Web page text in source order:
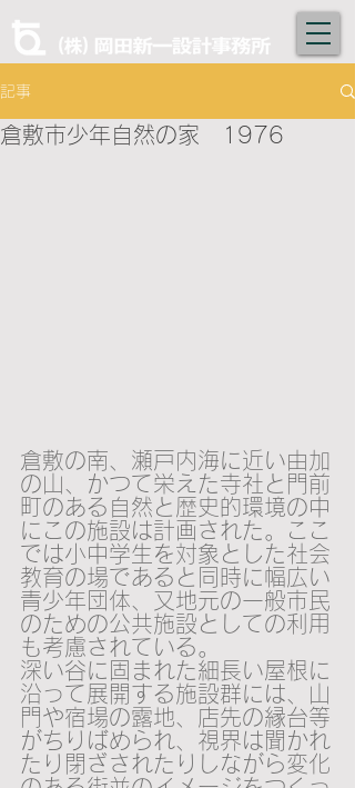
記事
倉敷市少年自然の家 1976
倉敷の南、瀬戸内海に近い由加
の山、かつて栄えた寺社と門前
町のある自然と歴史的環境の中
にこの施設は計画された。ここ
では小中学生を対象とした社会
教育の場であると同時に幅広い
青少年団体、又地元の一般市民
のための公共施設としての利用
も考慮されている。
深い谷に固まれた細長い屋根に
沿って展開する施設群には、山
門や宿場の露地、店先の縁台等
がちりばめられ、視界は聞かれ
たり閉ざされたりしながら変化